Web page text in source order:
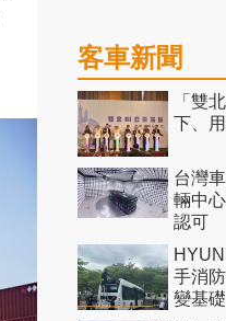
客車新聞
「雙
下、
台灣
輛中
認可
手消
變基礎